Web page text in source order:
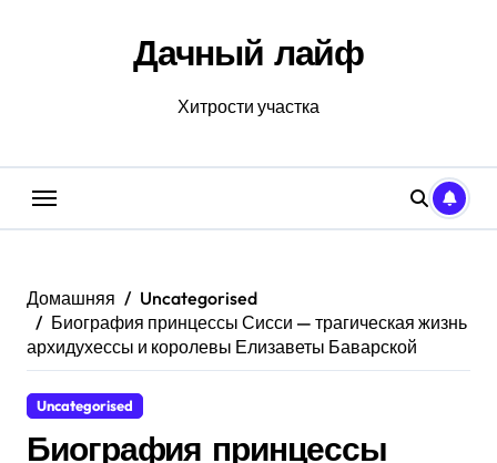
Дачный лайф
Хитрости участка
Домашняя
Uncategorised
Биография принцессы Сисси — трагическая жизнь
архидухессы и королевы Елизаветы Баварской
Uncategorised
Биография принцессы